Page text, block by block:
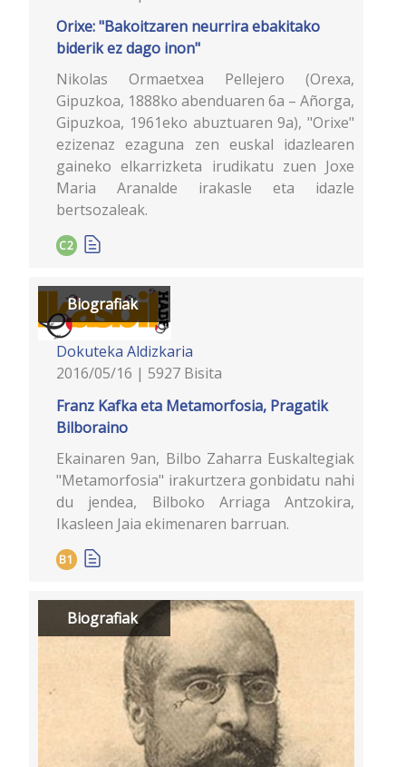
Orixe: "Bakoitzaren neurrira ebakitako
biderik ez dago inon"
Nikolas Ormaetxea Pellejero (Orexa,
Gipuzkoa, 1888ko abenduaren 6a – Añorga,
Gipuzkoa, 1961eko abuztuaren 9a), "Orixe"
ezizenaz ezaguna zen euskal idazlearen
gaineko elkarrizketa irudikatu zuen Joxe
Maria Aranalde irakasle eta idazle
bertsozaleak.
C2
Biografiak
Dokuteka Aldizkaria
2016/05/16 | 5927 Bisita
Franz Kafka eta Metamorfosia, Pragatik
Bilboraino
Ekainaren 9an, Bilbo Zaharra Euskaltegiak
"Metamorfosia" irakurtzera gonbidatu nahi
du jendea, Bilboko Arriaga Antzokira,
Ikasleen Jaia ekimenaren barruan.
B1
Biografiak